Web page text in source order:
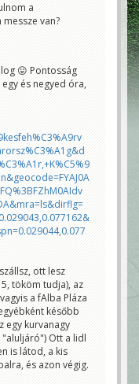
a
van?
😛 Pontosság
és negyed óra,
ott lesz
tököm tudja), az
a fAlba Pláza
később
egy kurvanagy
Ott a lidl
is látod, a kis
és azon végig.